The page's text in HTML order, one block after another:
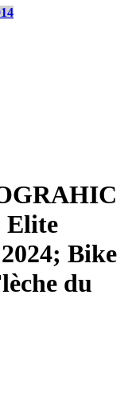
Elite
Bike
du